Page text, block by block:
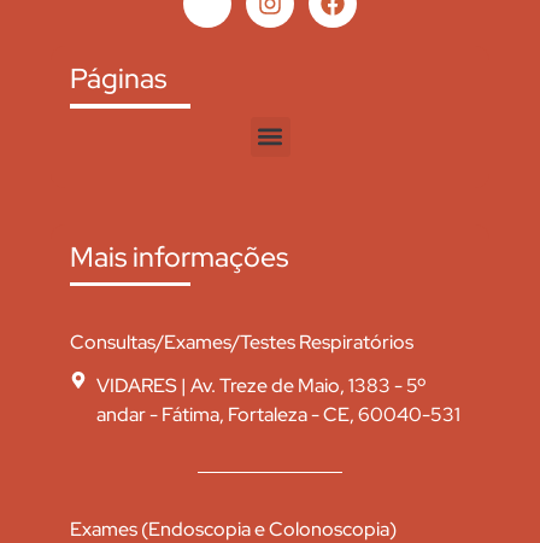
Páginas
Mais informações
Consultas/Exames/Testes Respiratórios
VIDARES | Av. Treze de Maio, 1383 - 5º
andar - Fátima, Fortaleza - CE, 60040-531
Exames (Endoscopia e Colonoscopia)